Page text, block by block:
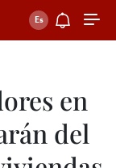
en
del